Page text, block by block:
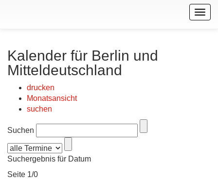
Kalender für Berlin und
Mitteldeutschland
drucken
Monatsansicht
suchen
Suchen
Suchergebnis für Datum
Seite 1/0